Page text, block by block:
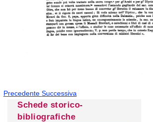
Precedente Successiva
Schede storico-
bibliografiche